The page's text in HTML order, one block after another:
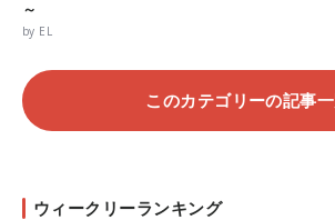
～
by EL
このカテゴリーの記事
ウィークリーランキング